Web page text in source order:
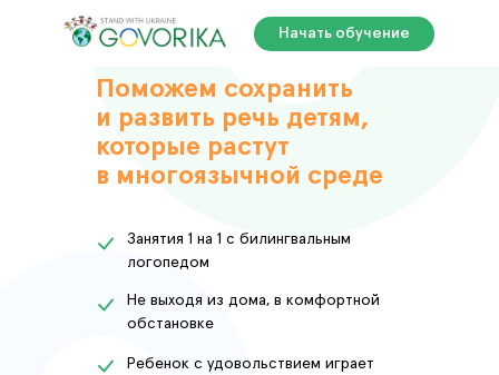
Начать обучение
Поможем сохранить
и развить речь детям,
которые растут
в многоязычной среде
Занятия 1 на 1 с билингвальным
логопедом
Не выходя из дома, в комфортной
обстановке
Ребенок с удовольствием играет